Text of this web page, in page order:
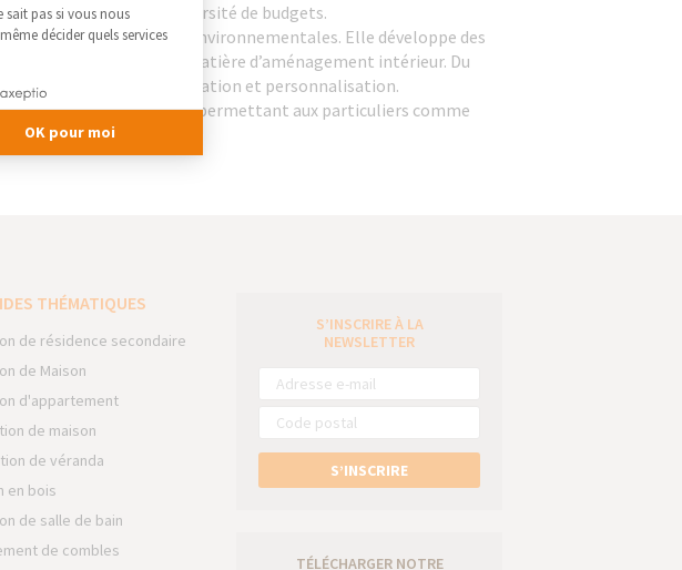
à une grande diversité de budgets.
pour ses initiatives environnementales. Elle développe des
actuelles en matière d’aménagement intérieur. Du
pour offrir confort d’utilisation et personnalisation.
de 1 000 points de vente, permettant aux particuliers comme
et durables.
THÉMATIQUES
de résidence secondaire
de Maison
d'appartement
de maison
de véranda
en bois
de salle de bain
de combles
S’INSCRIRE À LA
NEWSLETTER
S’INSCRIRE
TÉLÉCHARGER NOTRE
pas si vous nous
décider quels services
OK pour moi